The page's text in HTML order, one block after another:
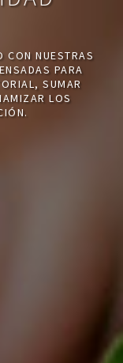
CON NUESTRAS
PARA
SUMAR
LOS